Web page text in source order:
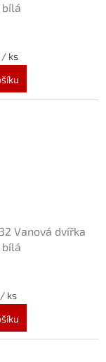
bílá
/ ks
Vanová dvířka
bílá
/ ks